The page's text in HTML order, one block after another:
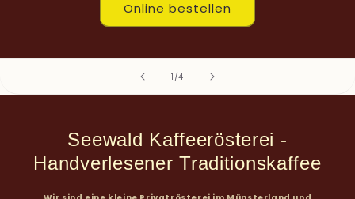
Online bestellen
1 /von
4
Seewald Kaffeerösterei -
Handverlesener Traditionskaffee